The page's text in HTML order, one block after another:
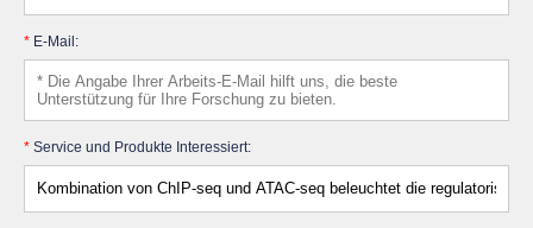
* E-Mail:
* Service und Produkte Interessiert: